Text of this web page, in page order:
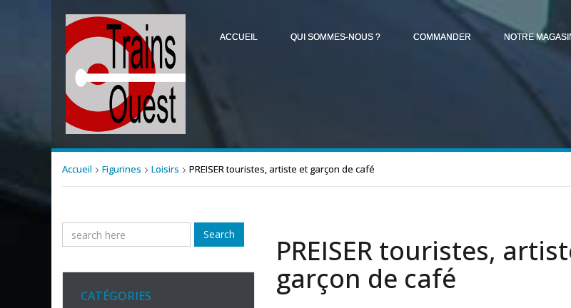
ACCUEIL QUI SOMMES-NOUS ? COMMANDER NOTRE
Accueil Figurines Loisirs PREISER touristes, artiste et garçon de café
Search
CATÉGORIES
PREISER touristes,
garçon de café